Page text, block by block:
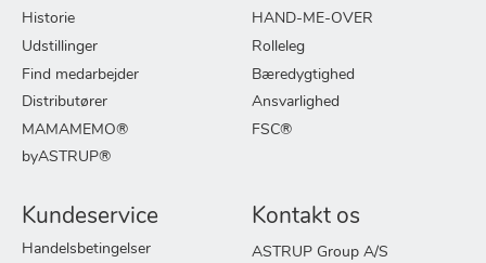
Historie
Udstillinger
Find medarbejder
Distributører
MAMAMEMO®
byASTRUP®
HAND-ME-OVER
Rolleleg
Bæredygtighed
Ansvarlighed
FSC®
Kundeservice
Handelsbetingelser
Kontakt os
ASTRUP Group A/S